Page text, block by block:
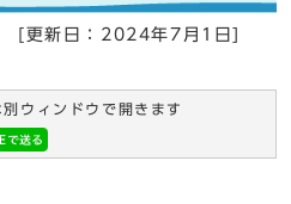
[更新日： 2024年7月1日
ウィンドウで開きます